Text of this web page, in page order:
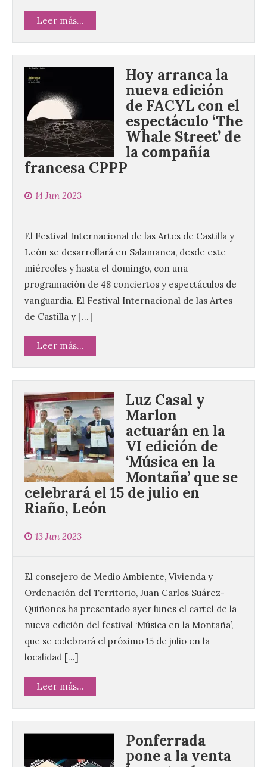
Leer más...
Hoy arranca la
nueva edición
de FACYL con el
espectáculo ‘The
Whale Street’ de
la compañía
francesa CPPP
14 Jun 2023
El Festival Internacional de las Artes de Castilla y
León se desarrollará en Salamanca, desde este
miércoles y hasta el domingo, con una
programación de 48 conciertos y espectáculos de
vanguardia. El Festival Internacional de las Artes
de Castilla y […]
Leer más...
Luz Casal y
Marlon
actuarán en la
VI edición de
‘Música en la
Montaña’ que se
celebrará el 15 de julio en
Riaño, León
13 Jun 2023
El consejero de Medio Ambiente, Vivienda y
Ordenación del Territorio, Juan Carlos Suárez-
Quiñones ha presentado ayer lunes el cartel de la
nueva edición del festival ‘Música en la Montaña’,
que se celebrará el próximo 15 de julio en la
localidad […]
Leer más...
Ponferrada
pone a la venta